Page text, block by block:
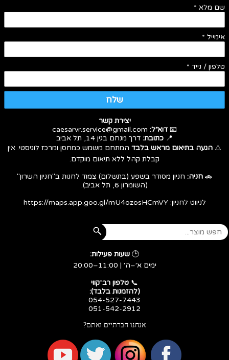
שם מלא *
אימייל *
טלפון / נייד *
שלח
יצירת קשר
📧דוא״ל:
📍 כתובת: דרך מנחם בגין 14, תל אביב
⚠️ הגעה בתיאום מראש בלבד המתחם משמש כמחסן ומרכז לוגיסטי. אין
קבלת קהל ללא תיאום מוקדם.
🚗 חניה: חניון מסודר בשפע (בתשלום) צמוד לחנות ב"חניון השרון"
(השומרון 6, תל אביב).
לניווט לחניון:https://maps.app.goo.gl/mU4ozosHCmVY
🕒 שעות פעילות:
ימים א׳–ה׳ | 11:00–20:00
​​​​​​​📞 טלפון רב־קווי
(להזמנות בלבד):
054-527-7443
051-542-2912
אנחנו חברתיים ואתם?